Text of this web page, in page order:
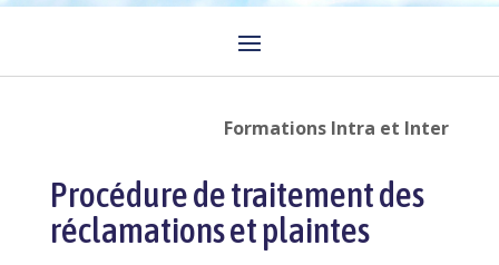
Formations Intra et Inter
Procédure de traitement des
réclamations et plaintes